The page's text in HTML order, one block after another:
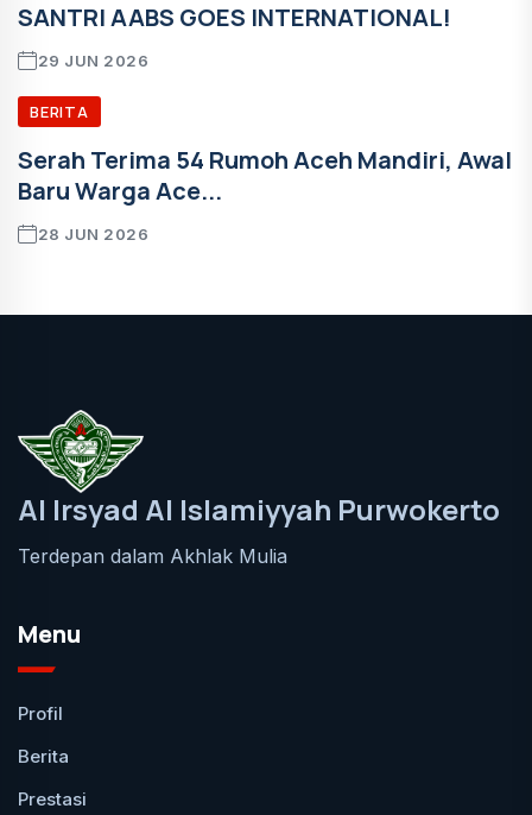
SANTRI AABS GOES INTERNATIONAL!
29 JUN 2026
BERITA
Serah Terima 54 Rumoh Aceh Mandiri, Awal
Baru Warga Ace...
28 JUN 2026
Al Irsyad Al Islamiyyah Purwokerto
Terdepan dalam Akhlak Mulia
Menu
Profil
Berita
Prestasi